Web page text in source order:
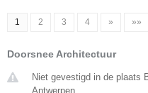
1 2 3 4 » »»
Doorsnee Architectuur
Niet gevestigd in de plaats
Antwerpen.